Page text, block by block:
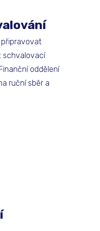
připravovat
schvalovací
oddělení
ruční sběr a